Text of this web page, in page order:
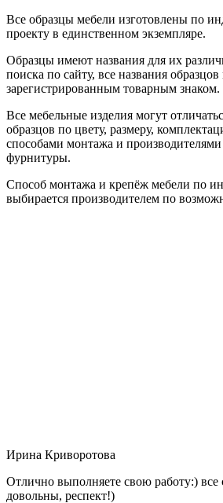
Все образцы мебели изготовлены по
проекту в единственном экземпляре.
Образцы имеют названия для их
поиска по сайту, все названия
зарегистрированным товарным знаком.
Все мебельные изделия могут
образцов по цвету, размеру,
способами монтажа и
фурнитуры.
Способ монтажа и крепёж мебели по
выбирается производителем по
Ирина Криворотова
Отлично выполняете свою работу:) все
довольны, респект!)